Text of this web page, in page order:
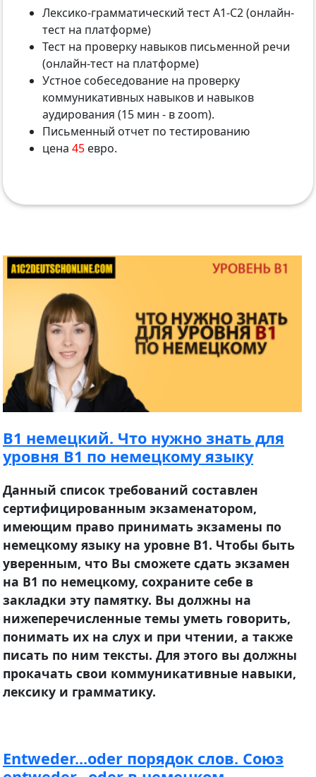
Лексико-грамматический тест А1-С2 (онлайн-
тест на платформе)
Тест на проверку навыков письменной речи
(онлайн-тест на платформе)
Устное собеседование на проверку
коммуникативных навыков и навыков
аудирования (15 мин - в zoom).
Письменный отчет по тестированию
цена 45 евро.
B1 немецкий. Что нужно знать для
уровня B1 по немецкому языку
Данный список требований составлен
сертифицированным экзаменатором,
имеющим право принимать экзамены по
немецкому языку на уровне B1. Чтобы быть
уверенным, что Вы сможете сдать экзамен
на B1 по немецкому, сохраните себе в
закладки эту памятку. Вы должны на
нижеперечисленные темы уметь говорить,
понимать их на слух и при чтении, а также
писать по ним тексты. Для этого вы должны
прокачать свои коммуникативные навыки,
лексику и грамматику.
Entweder...oder порядок слов. Союз